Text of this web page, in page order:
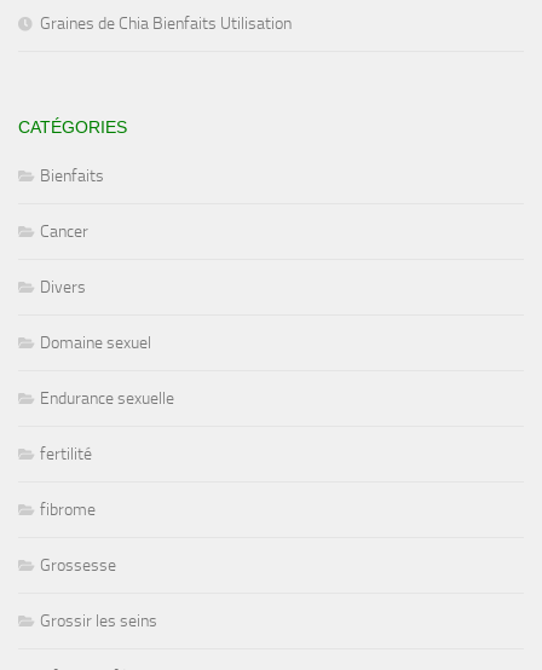
Graines de Chia Bienfaits Utilisation
CATÉGORIES
Bienfaits
Cancer
Divers
Domaine sexuel
Endurance sexuelle
fertilité
fibrome
Grossesse
Grossir les seins